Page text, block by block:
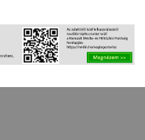
(M3PEN-3-
GEN)